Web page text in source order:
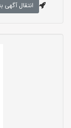
انتقال آگهی